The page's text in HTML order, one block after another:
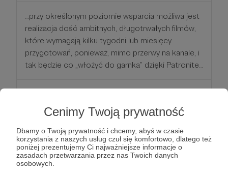
Cenimy Twoją prywatność
Dbamy o Twoją prywatność i chcemy, abyś w czasie
korzystania z naszych usług czuł się komfortowo, dlatego też
poniżej prezentujemy Ci najważniejsze informacje o
zasadach przetwarzania przez nas Twoich danych
osobowych.
…przy określonym poziomie wsparcia możliwa jest
realizacja dość ambitnych, długotrwałych filmów,
które wymagają kilku tygodni lub miesięcy
przygotowań, ponieważ, mimo przerwy na kanale, i
tak będzie co „włożyć do garnka” dzięki Patronite…
50 zł miesięcznie
…oprócz dodatkowego czasu i większej swobody